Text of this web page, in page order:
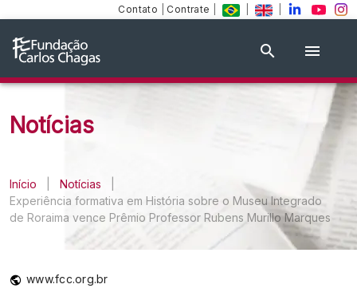
Contato Contrate
Notícias
Início Notícias
Experiência formativa em História sobre o Museu Integrado
de Roraima vence Prêmio Professor Rubens Murillo Marques
www.fcc.org.br